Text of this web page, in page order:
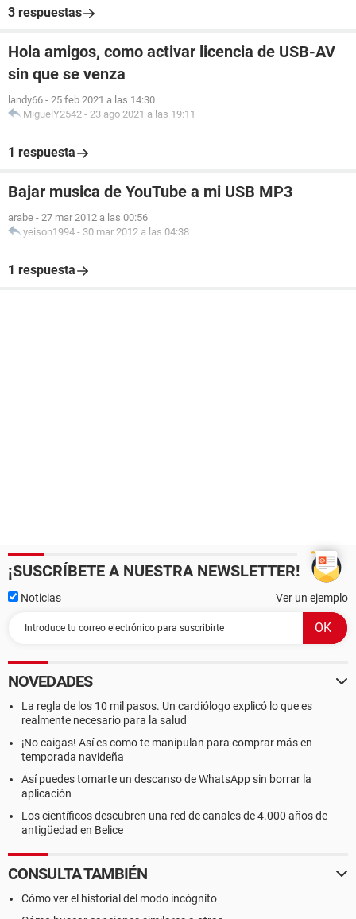
3 respuestas
Hola amigos, como activar licencia de USB-AV
sin que se venza
landy66 - 25 feb 2021 a las 14:30
MiguelY2542 - 23 ago 2021 a las 19:11
1 respuesta
Bajar musica de YouTube a mi USB MP3
arabe - 27 mar 2012 a las 00:56
yeison1994 - 30 mar 2012 a las 04:38
1 respuesta
¡SUSCRÍBETE A NUESTRA NEWSLETTER!
Noticias Ver un ejemplo
NOVEDADES
La regla de los 10 mil pasos. Un cardiólogo explicó lo que es
realmente necesario para la salud
¡No caigas! Así es como te manipulan para comprar más en
temporada navideña
Así puedes tomarte un descanso de WhatsApp sin borrar la
aplicación
Los científicos descubren una red de canales de 4.000 años de
antigüedad en Belice
CONSULTA TAMBIÉN
Cómo ver el historial del modo incógnito